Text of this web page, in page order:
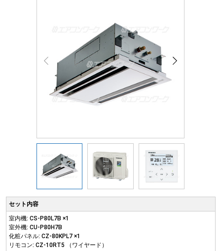
セット内容
室内機: CS-P80L7B ×1
室外機: CU-P80H7B
化粧パネル: CZ-80KPL7 ×1
リモコン: CZ-10RT5 （ワイヤード）